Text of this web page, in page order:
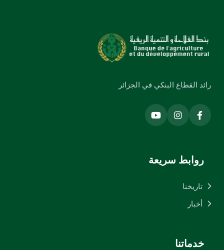
رائد القطاع البنكي في الجزائر
روابط سريعة
تاريخنا
أخبار
خدماتنا